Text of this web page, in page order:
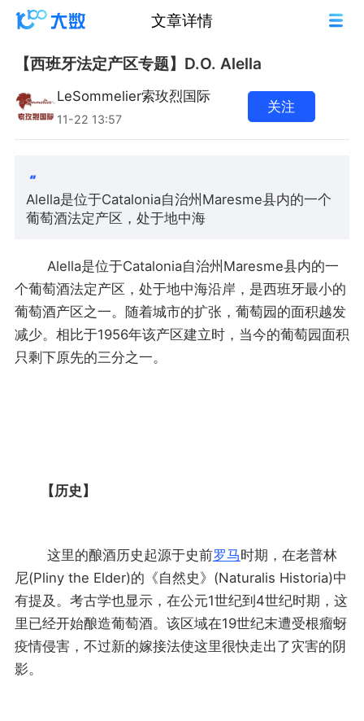
文章详情
【西班牙法定产区专题】D.O. Alella
LeSommelier索玫烈国际
11-22 13:57
关注
Alella是位于Catalonia自治州Maresme县内的一个
葡萄酒法定产区，处于地中海
Alella是位于Catalonia自治州Maresme县内的一
个葡萄酒法定产区，处于地中海沿岸，是西班牙最小的
葡萄酒产区之一。随着城市的扩张，葡萄园的面积越发
减少。相比于1956年该产区建立时，当今的葡萄园面积
只剩下原先的三分之一。
【历史】
这里的酿酒历史起源于史前罗马时期，在老普林
尼(Pliny the Elder)的《自然史》(Naturalis Historia)中
有提及。考古学也显示，在公元1世纪到4世纪时期，这
里已经开始酿造葡萄酒。该区域在19世纪末遭受根瘤蚜
疫情侵害，不过新的嫁接法使这里很快走出了灾害的阴
影。